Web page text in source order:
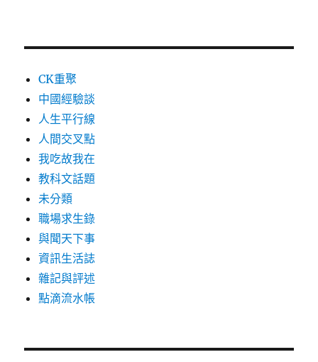
CK重聚
中國經驗談
人生平行線
人間交叉點
我吃故我在
教科文話題
未分類
職場求生錄
與聞天下事
資訊生活誌
雜記與評述
點滴流水帳